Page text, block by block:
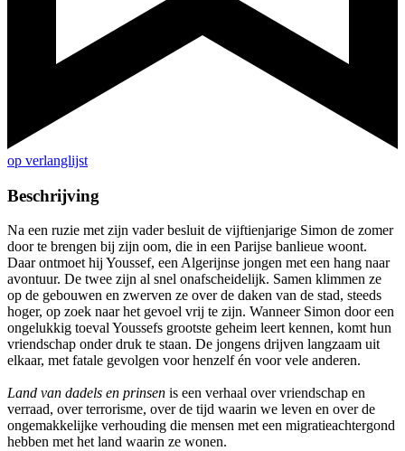
op verlanglijst
Beschrijving
Na een ruzie met zijn vader besluit de vijftienjarige Simon de zomer
door te brengen bij zijn oom, die in een Parijse banlieue woont.
Daar ontmoet hij Youssef, een Algerijnse jongen met een hang naar
avontuur. De twee zijn al snel onafscheidelijk. Samen klimmen ze
op de gebouwen en zwerven ze over de daken van de stad, steeds
hoger, op zoek naar het gevoel vrij te zijn. Wanneer Simon door een
ongelukkig toeval Youssefs grootste geheim leert kennen, komt hun
vriendschap onder druk te staan. De jongens drijven langzaam uit
elkaar, met fatale gevolgen voor henzelf én voor vele anderen.
Land van dadels en prinsen is een verhaal over vriendschap en
verraad, over terrorisme, over de tijd waarin we leven en over de
ongemakkelijke verhouding die mensen met een migratieachtergond
hebben met het land waarin ze wonen.